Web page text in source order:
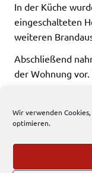
Wir verwenden
optimieren.
In der Küche
eingeschalteten
weiteren
Abschließend
der Wohnung
Allgemein